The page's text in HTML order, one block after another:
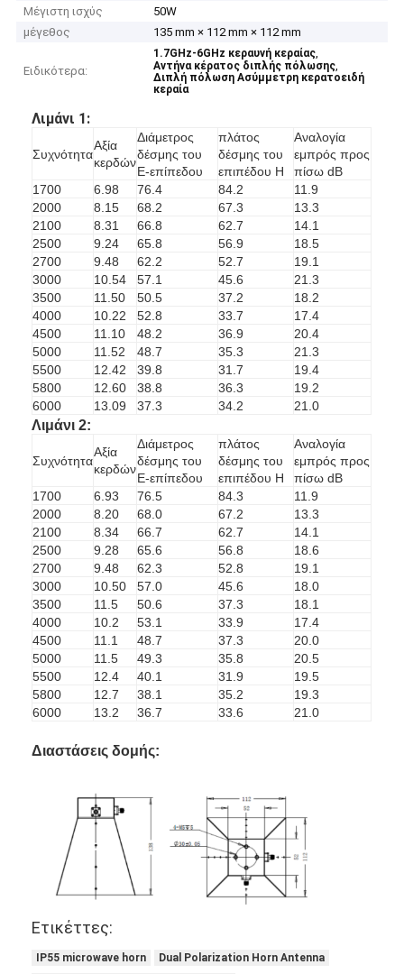
Μέγιστη ισχύς
50W
μέγεθος
135 mm × 112 mm × 112 mm
Ειδικότερα:
1.7GHz-6GHz κεραυνή κεραίας,
Αντήνα κέρατος διπλής πόλωσης,
Διπλή πόλωση Ασύμμετρη κερατοειδή
κεραία
Λιμάνι 1:
Συχνότητα
Αξία
κερδών
Διάμετρος
δέσμης του
E-επίπεδου
πλάτος
δέσμης του
επιπέδου H
Αναλογία
εμπρός προς
πίσω dB
1700
6.98 76.4 84.2
11.9
2000
8.15 68.2 67.3
13.3
2100
8.31 66.8 62.7
14.1
2500
9.24 65.8 56.9
18.5
2700
9.48 62.2 52.7
19.1
3000
10.54 57.1 45.6
21.3
3500
11.50 50.5 37.2
18.2
4000
10.22 52.8 33.7
17.4
4500
11.10 48.2 36.9
20.4
5000
11.52 48.7 35.3
21.3
5500
12.42 39.8 31.7
19.4
5800
12.60 38.8 36.3
19.2
6000
13.09 37.3 34.2 21.0
Λιμάνι 2:
Συχνότητα
Αξία
κερδών
Διάμετρος
δέσμης του
E-επίπεδου
πλάτος
δέσμης του
επιπέδου H
Αναλογία
εμπρός προς
πίσω dB
1700
6.93 76.5 84.3
11.9
2000
8.20 68.0 67.2
13.3
2100
8.34 66.7 62.7
14.1
2500
9.28 65.6 56.8
18.6
2700
9.48 62.3 52.8
19.1
3000
10.50 57.0 45.6
18.0
3500
11.5 50.6 37.3
18.1
4000
10.2 53.1 33.9
17.4
4500
11.1 48.7 37.3
20.0
5000
11.5 49.3 35.8
20.5
5500
12.4 40.1 31.9
19.5
5800
12.7 38.1 35.2
19.3
6000
13.2 36.7 33.6 21.0
Διαστάσεις δομής:
Ετικέττες:
IP55 microwave horn
Dual Polarization Horn Antenna